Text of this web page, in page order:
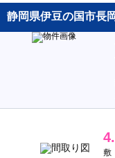
静岡県伊豆の国市長
敷